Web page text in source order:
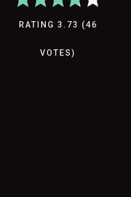
RATING 3.73 (46
VOTES)